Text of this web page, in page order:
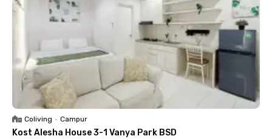
Coliving • Campur
Kost Alesha House 3-1 Vanya Park BSD